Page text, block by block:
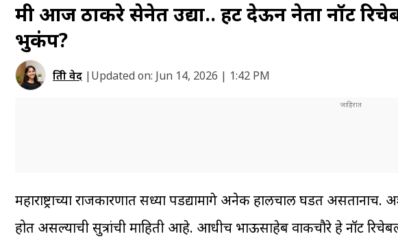
मी आज ठाकरे सेनेत उद्या.. हिंट देऊन नेता नॉट
भुकंप?
प्रिती वेद |Updated on: Jun 14, 2026 | 1:42 PM
महाराष्ट्राच्या राजकारणात सध्या पडद्यामागे अनेक हालचाली घडत
होत असल्याची सुत्रांची माहिती आहे. आधीच भाऊसाहेब वाकचौरे हे नॉट